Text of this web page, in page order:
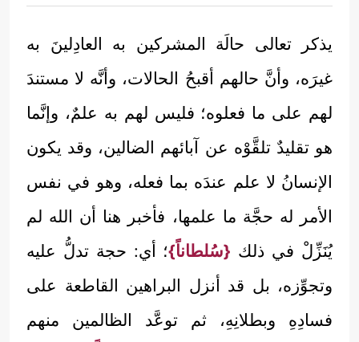
يذكر تعالى حالَة المشركين به العادِلينَ به
غيرَه، وأنَّ حالهم أقبحُ الحالات، وأنَّه لا مستندَ
لهم على ما فعلوه؛ فليس لهم به علمٌ، وإنَّما
هو تقليدٌ تلقَّوْه عن آبائهم الضالين، وقد يكون
الإنسانُ لا علم عندَه بما فعله، وهو في نفس
الأمر له حجَّة ما علمها، فأخبر هنا أن الله لم
يُنَزِّلْ في ذلك {سُلطاناً}؛ أي: حجة تدلُّ عليه
وتجوِّزه، بل قد أنزل البراهين القاطعة على
فسادِهِ وبطلانِهِ، ثم توعَّد الظالمين منهم